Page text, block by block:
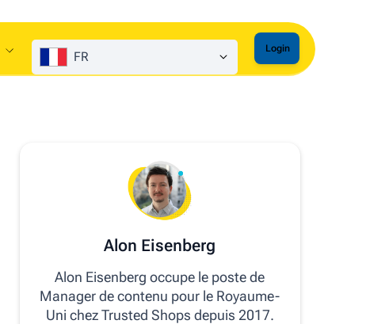
FR
Login
Alon Eisenberg
Alon Eisenberg occupe le poste de
Manager de contenu pour le Royaume-
Uni chez Trusted Shops depuis 2017.